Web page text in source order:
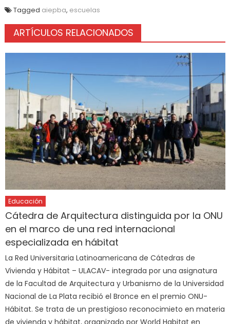
Tagged aiepba, escuelas
ARTÍCULOS RELACIONADOS
Educación
Cátedra de Arquitectura distinguida por la ONU
en el marco de una red internacional
especializada en hábitat
La Red Universitaria Latinoamericana de Cátedras de
Vivienda y Hábitat – ULACAV- integrada por una asignatura
de la Facultad de Arquitectura y Urbanismo de la Universidad
Nacional de La Plata recibió el Bronce en el premio ONU-
Hábitat. Se trata de un prestigioso reconocimieto en materia